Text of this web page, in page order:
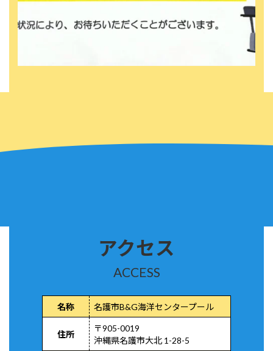
アクセス
ACCESS
名称 名護市B&G海洋センタープール
住所
〒905-0019
沖縄県名護市大北 1-28-5